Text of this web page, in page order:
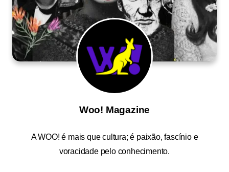
Woo! Magazine
AWOO! é mais que cultura; é paixão, fascínio e
voracidade pelo conhecimento.